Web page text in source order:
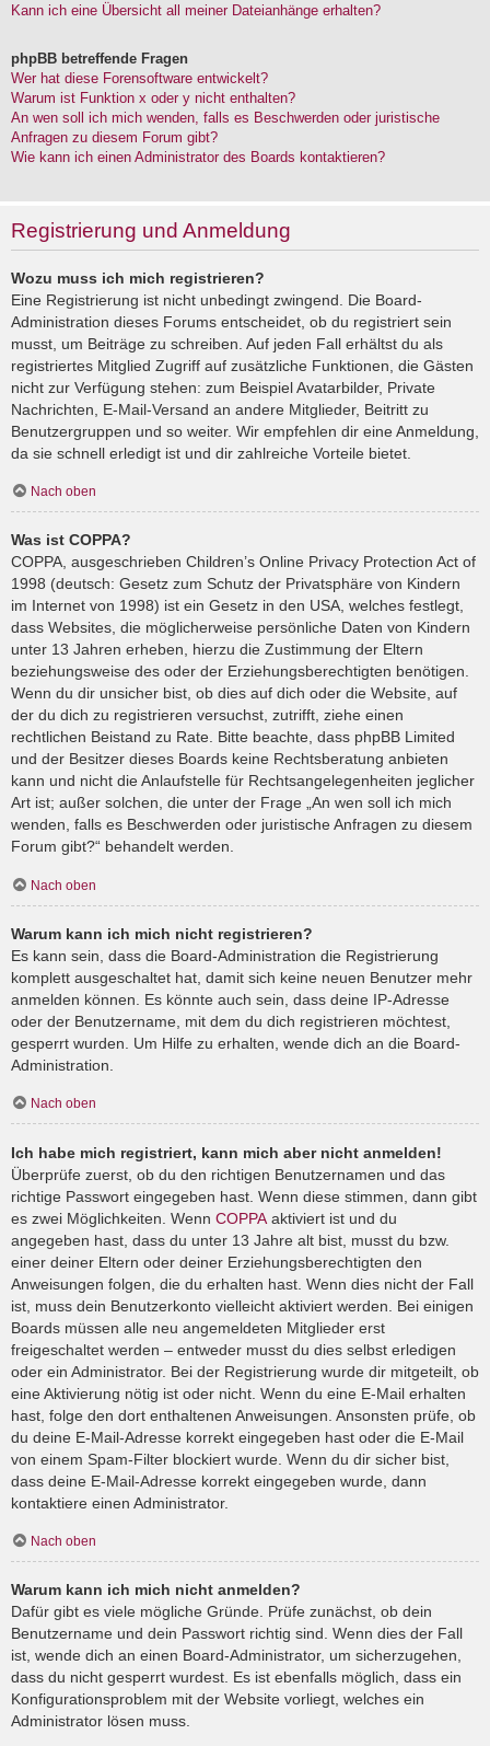
Kann ich eine Übersicht all meiner Dateianhänge erhalten?
phpBB betreffende Fragen
Wer hat diese Forensoftware entwickelt?
Warum ist Funktion x oder y nicht enthalten?
An wen soll ich mich wenden, falls es Beschwerden oder juristische
Anfragen zu diesem Forum gibt?
Wie kann ich einen Administrator des Boards kontaktieren?
Registrierung und Anmeldung
Wozu muss ich mich registrieren?
Eine Registrierung ist nicht unbedingt zwingend. Die Board-
Administration dieses Forums entscheidet, ob du registriert sein
musst, um Beiträge zu schreiben. Auf jeden Fall erhältst du als
registriertes Mitglied Zugriff auf zusätzliche Funktionen, die Gästen
nicht zur Verfügung stehen: zum Beispiel Avatarbilder, Private
Nachrichten, E-Mail-Versand an andere Mitglieder, Beitritt zu
Benutzergruppen und so weiter. Wir empfehlen dir eine Anmeldung,
da sie schnell erledigt ist und dir zahlreiche Vorteile bietet.
Nach oben
Was ist COPPA?
COPPA, ausgeschrieben Children’s Online Privacy Protection Act of
1998 (deutsch: Gesetz zum Schutz der Privatsphäre von Kindern
im Internet von 1998) ist ein Gesetz in den USA, welches festlegt,
dass Websites, die möglicherweise persönliche Daten von Kindern
unter 13 Jahren erheben, hierzu die Zustimmung der Eltern
beziehungsweise des oder der Erziehungsberechtigten benötigen.
Wenn du dir unsicher bist, ob dies auf dich oder die Website, auf
der du dich zu registrieren versuchst, zutrifft, ziehe einen
rechtlichen Beistand zu Rate. Bitte beachte, dass phpBB Limited
und der Besitzer dieses Boards keine Rechtsberatung anbieten
kann und nicht die Anlaufstelle für Rechtsangelegenheiten jeglicher
Art ist; außer solchen, die unter der Frage „An wen soll ich mich
wenden, falls es Beschwerden oder juristische Anfragen zu diesem
Forum gibt?“ behandelt werden.
Nach oben
Warum kann ich mich nicht registrieren?
Es kann sein, dass die Board-Administration die Registrierung
komplett ausgeschaltet hat, damit sich keine neuen Benutzer mehr
anmelden können. Es könnte auch sein, dass deine IP-Adresse
oder der Benutzername, mit dem du dich registrieren möchtest,
gesperrt wurden. Um Hilfe zu erhalten, wende dich an die Board-
Administration.
Nach oben
Ich habe mich registriert, kann mich aber nicht anmelden!
Überprüfe zuerst, ob du den richtigen Benutzernamen und das
richtige Passwort eingegeben hast. Wenn diese stimmen, dann gibt
es zwei Möglichkeiten. Wenn COPPA aktiviert ist und du
angegeben hast, dass du unter 13 Jahre alt bist, musst du bzw.
einer deiner Eltern oder deiner Erziehungsberechtigten den
Anweisungen folgen, die du erhalten hast. Wenn dies nicht der Fall
ist, muss dein Benutzerkonto vielleicht aktiviert werden. Bei einigen
Boards müssen alle neu angemeldeten Mitglieder erst
freigeschaltet werden – entweder musst du dies selbst erledigen
oder ein Administrator. Bei der Registrierung wurde dir mitgeteilt, ob
eine Aktivierung nötig ist oder nicht. Wenn du eine E-Mail erhalten
hast, folge den dort enthaltenen Anweisungen. Ansonsten prüfe, ob
du deine E-Mail-Adresse korrekt eingegeben hast oder die E-Mail
von einem Spam-Filter blockiert wurde. Wenn du dir sicher bist,
dass deine E-Mail-Adresse korrekt eingegeben wurde, dann
kontaktiere einen Administrator.
Nach oben
Warum kann ich mich nicht anmelden?
Dafür gibt es viele mögliche Gründe. Prüfe zunächst, ob dein
Benutzername und dein Passwort richtig sind. Wenn dies der Fall
ist, wende dich an einen Board-Administrator, um sicherzugehen,
dass du nicht gesperrt wurdest. Es ist ebenfalls möglich, dass ein
Konfigurationsproblem mit der Website vorliegt, welches ein
Administrator lösen muss.